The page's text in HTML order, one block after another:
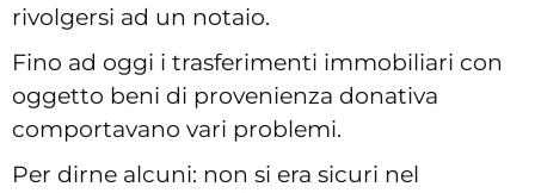
rivolgersi ad un notaio.
Fino ad oggi i trasferimenti immobiliari con
oggetto beni di provenienza donativa
comportavano vari problemi.
Per dirne alcuni: non si era sicuri nel